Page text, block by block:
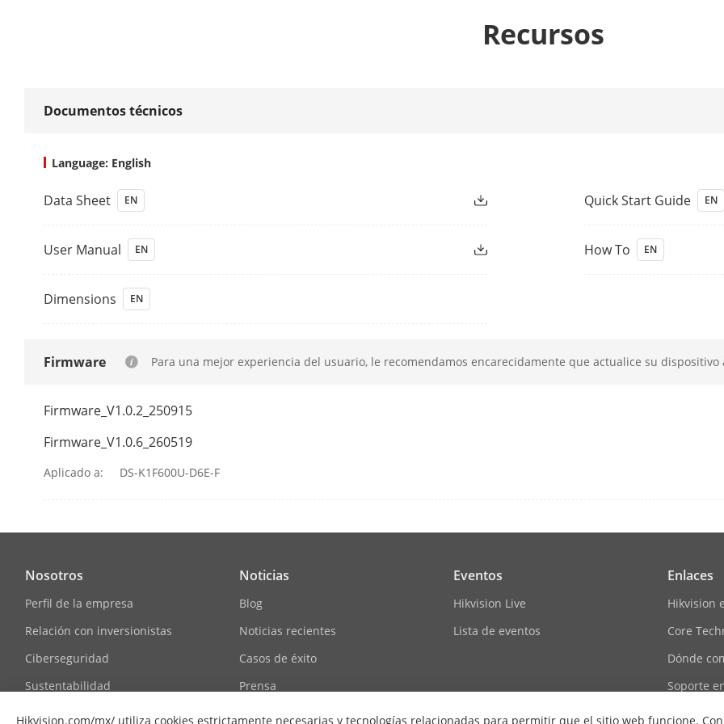
20,000 (10 huellas digitales por persona)
Capacidad De Eventos 2000 registros de inscripción fuera de línea
General
Recursos
Documentos técnicos
Language: English
Data Sheet EN Quick Start Guide EN
User Manual EN How To EN
Dimensions EN
Firmware Para una mejor experiencia del usuario, le recomendamos encarecidamente que actualice su
Firmware_V1.0.2_250915
Firmware_V1.0.6_260519
Aplicado a: DS-K1F600U-D6E-F
Hikvision.com/mx/ utiliza cookies estrictamente necesarias y tecnologías relacionadas para permitir que el sitio web funcione. Con
Nosotros
Perfil de la empresa
Relación con inversionistas
Ciberseguridad
Sustentabilidad
Enfocados en la calidad
Noticias
Blog
Noticias recientes
Casos de éxito
Prensa
Eventos
Hikvision Live
Lista de eventos
Enlaces
Hikvision
Core
Dónde
Soporte
Mapa de